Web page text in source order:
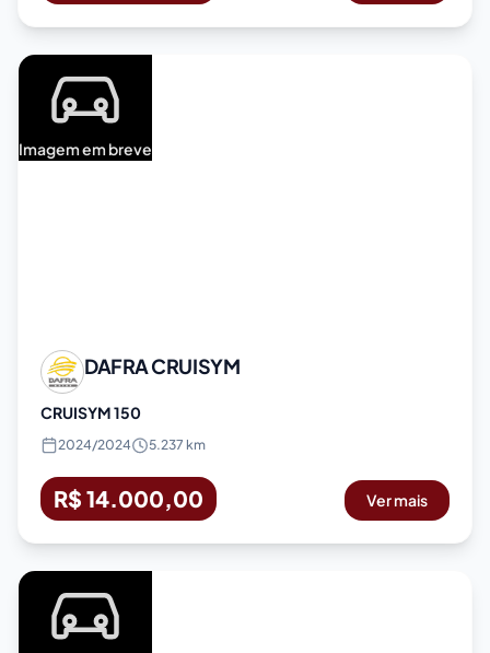
Imagem em breve
DAFRACRUISYM
CRUISYM 150
2024/2024 5.237 km
R$ 14.000,00 Ver mais